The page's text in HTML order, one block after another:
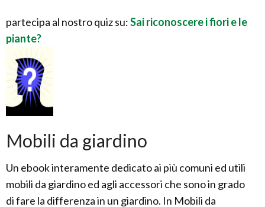
partecipa al nostro quiz su:Sai riconoscere i fiori e le
piante?
Mobili da giardino
Un ebook interamente dedicato ai più comuni ed utili
mobili da giardino ed agli accessori che sono in grado
di fare la differenza in un giardino. In Mobili da